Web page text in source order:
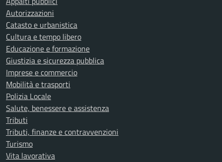
Autorizzazioni
Catasto e urbanistica
Cultura e tempo libero
Educazione e formazione
Giustizia e sicurezza pubblica
Imprese e commercio
Mobilità e trasporti
Polizia Locale
Salute, benessere e assistenza
Tributi
Tributi, finanze e contravvenzioni
Turismo
Vita lavorativa